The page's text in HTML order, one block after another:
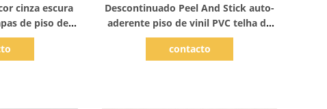
cinza escura
de piso de
Vinyl Planck
Descontinuado Peel And Stick auto-
aderente piso de vinil PVC telha de
prancha
contacto